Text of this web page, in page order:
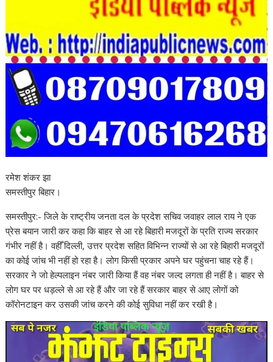
रमेश शंकर झा
समस्तीपुर बिहार।
समस्तीपुर:- जिले के राष्ट्रीय जनता दल के प्रदेश सचिव जवाहर लाल राय ने एक
प्रेस बयान जारी कर कहा कि बाहर से आ रहे बिहारी मजदूरों के प्रति राज्य सरकार
गंभीर नहीं है। वहीँ दिल्ली, उत्तर प्रदेश सहित विभिन्न राज्यों से आ रहे बिहारी मजदूरों
का कोई जांच भी नहीं हो रहा है। लोग किसी प्रकार अपने घर पहुंचना चाह रहे हैं।
सरकार ने जो हेल्पलाइन नंबर जारी किया हैं वह नंबर जल्द लगता ही नहीं है। बाहर से
लोग घर पर धड़ल्ले से आ रहे हैं और जा रहे हैं सरकार बाहर से आए लोगों को
कॉरोनटाइन कर उसकी जांच करने की कोई सुविधा नहीं कर रखी है।